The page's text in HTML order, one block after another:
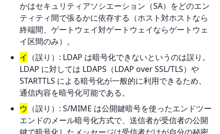
かはセキュリティアソシエーション（SA）をどのエン
ティティ間で張るかに依存する（ホスト対ホストなら
終端間、ゲートウェイ対ゲートウェイならゲートウェ
イ区間のみ）。
イ （誤り）: LDAP は暗号化できないというのは誤り。
LDAP に対しては LDAPS（LDAP over SSL/TLS）や
STARTTLS による暗号化が一般的に利用できるため、
通信内容を暗号化可能である。
ウ （誤り）: S/MIME は公開鍵暗号を使ったエンドツー
エンドのメール暗号化方式で、送信者が受信者の公開